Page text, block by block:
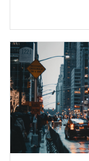
Image
de
couverture
(conseillée)